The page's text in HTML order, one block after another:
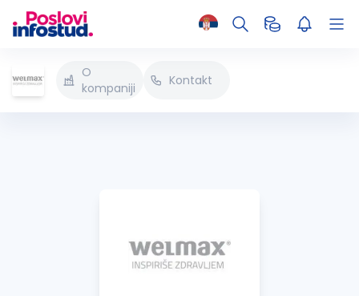
O
kompaniji
Kontakt